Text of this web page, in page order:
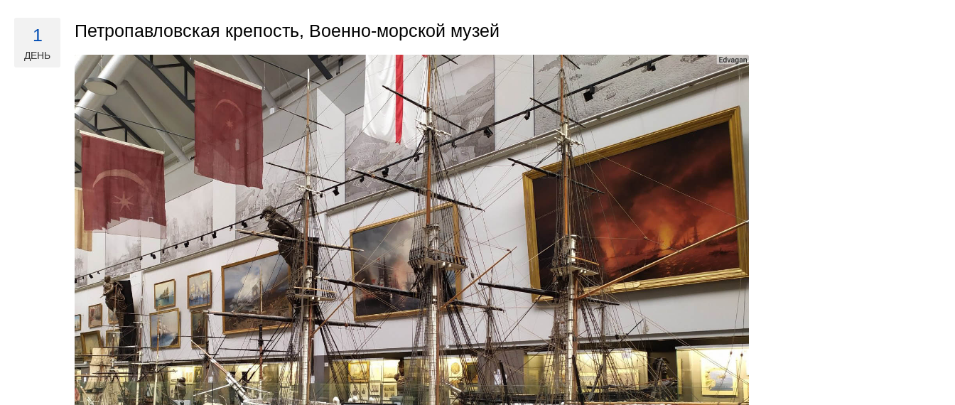
1
ДЕНЬ
Петропавловская крепость, Военно-морской музей